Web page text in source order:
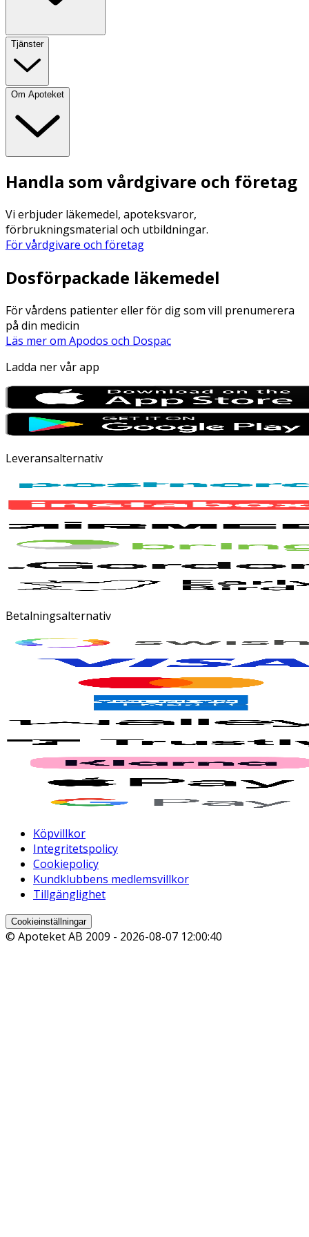
Tjänster
Om Apoteket
Handla som vårdgivare och företag
Vi erbjuder läkemedel, apoteksvaror,
förbrukningsmaterial och utbildningar.
För vårdgivare och företag
Dosförpackade läkemedel
För vårdens patienter eller för dig som vill prenumerera
på din medicin
Läs mer om Apodos och Dospac
Ladda ner vår app
Leveransalternativ
Betalningsalternativ
Köpvillkor
Integritetspolicy
Cookiepolicy
Kundklubbens medlemsvillkor
Tillgänglighet
Cookieinställningar
© Apoteket AB 2009 - 2026-08-07 12:00:40